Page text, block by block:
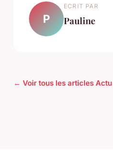
P
ECRIT PAR
Pauline
← Voir tous les articles Actu